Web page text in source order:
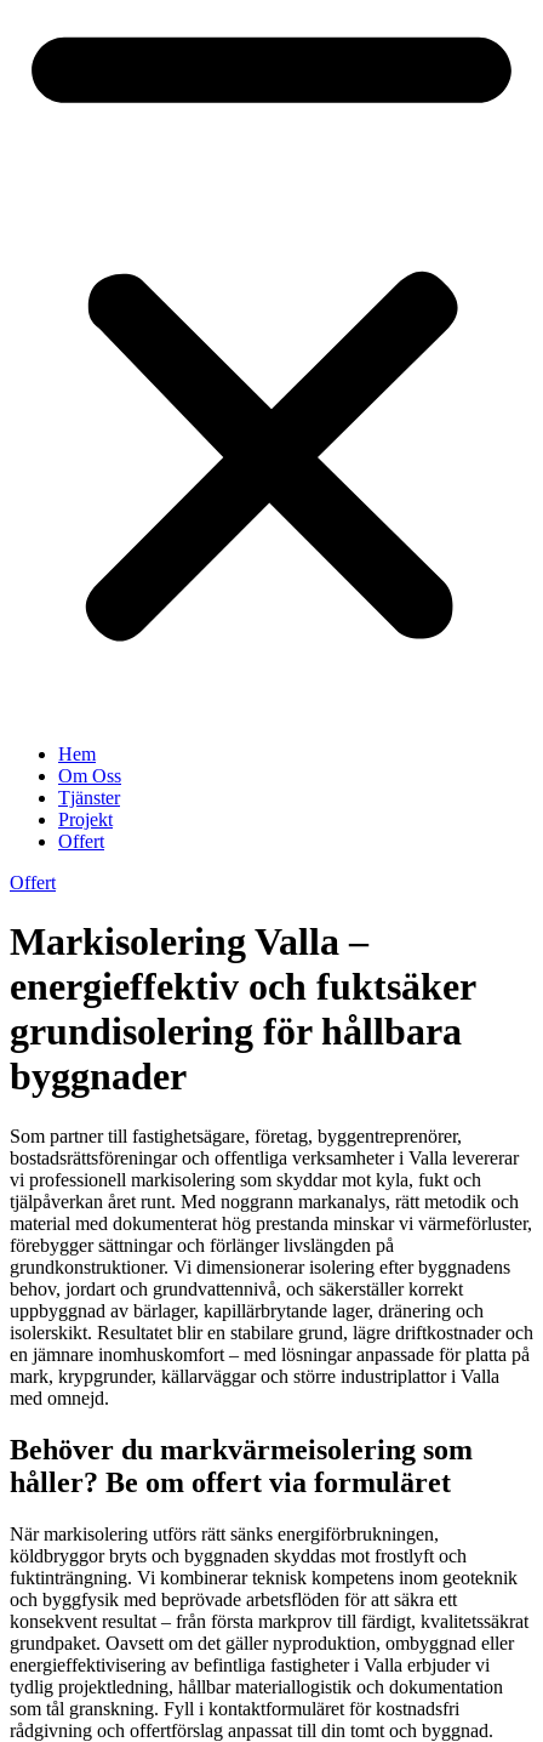
Hem
Om Oss
Tjänster
Projekt
Offert
Offert
Markisolering Valla –
energieffektiv och fuktsäker
grundisolering för hållbara
byggnader
Som partner till fastighetsägare, företag, byggentreprenörer,
bostadsrättsföreningar och offentliga verksamheter i Valla levererar
vi professionell markisolering som skyddar mot kyla, fukt och
tjälpåverkan året runt. Med noggrann markanalys, rätt metodik och
material med dokumenterat hög prestanda minskar vi värmeförluster,
förebygger sättningar och förlänger livslängden på
grundkonstruktioner. Vi dimensionerar isolering efter byggnadens
behov, jordart och grundvattennivå, och säkerställer korrekt
uppbyggnad av bärlager, kapillärbrytande lager, dränering och
isolerskikt. Resultatet blir en stabilare grund, lägre driftkostnader och
en jämnare inomhuskomfort – med lösningar anpassade för platta på
mark, krypgrunder, källarväggar och större industriplattor i Valla
med omnejd.
Behöver du markvärmeisolering som
håller? Be om offert via formuläret
När markisolering utförs rätt sänks energiförbrukningen,
köldbryggor bryts och byggnaden skyddas mot frostlyft och
fuktinträngning. Vi kombinerar teknisk kompetens inom geoteknik
och byggfysik med beprövade arbetsflöden för att säkra ett
konsekvent resultat – från första markprov till färdigt, kvalitetssäkrat
grundpaket. Oavsett om det gäller nyproduktion, ombyggnad eller
energieffektivisering av befintliga fastigheter i Valla erbjuder vi
tydlig projektledning, hållbar materiallogistik och dokumentation
som tål granskning. Fyll i kontaktformuläret för kostnadsfri
rådgivning och offertförslag anpassat till din tomt och byggnad.